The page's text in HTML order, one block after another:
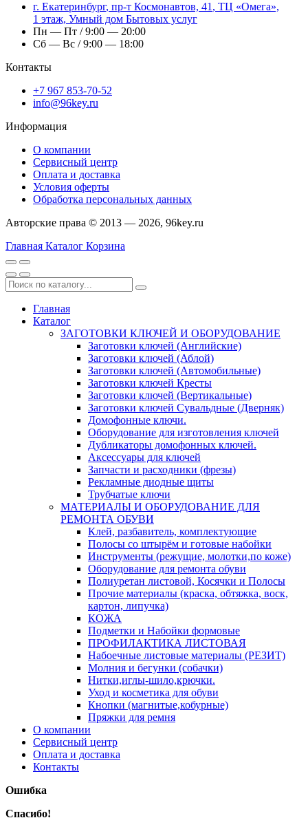
г. Екатеринбург, пр-т Космонавтов, 41, ТЦ «Омега»,
1 этаж, Умный дом Бытовых услуг
Пн — Пт / 9:00 — 20:00
Сб — Вс / 9:00 — 18:00
Контакты
+7 967 853-70-52
info@96key.ru
Информация
О компании
Сервисный центр
Оплата и доставка
Условия оферты
Обработка персональных данных
Авторские права © 2013 — 2026, 96key.ru
Главная Каталог Корзина
Главная
Каталог
ЗАГОТОВКИ КЛЮЧЕЙ И ОБОРУДОВАНИЕ
Заготовки ключей (Английские)
Заготовки ключей (Аблой)
Заготовки ключей (Автомобильные)
Заготовки ключей Кресты
Заготовки ключей (Вертикальные)
Заготовки ключей Сувальдные (Дверняк)
Домофонные ключи.
Оборудование для изготовления ключей
Дубликаторы домофонных ключей.
Аксессуары для ключей
Запчасти и расходники (фрезы)
Рекламные диодные щиты
Трубчатые ключи
МАТЕРИАЛЫ И ОБОРУДОВАНИЕ ДЛЯ
РЕМОНТА ОБУВИ
Клей, разбавитель, комплектующие
Полосы со штырём и готовые набойки
Инструменты (режущие, молотки,по коже)
Оборудование для ремонта обуви
Полиуретан листовой, Косячки и Полосы
Прочие материалы (краска, обтяжка, воск,
картон, липучка)
КОЖА
Подметки и Набойки формовые
ПРОФИЛАКТИКА ЛИСТОВАЯ
Набоечные листовые материалы (РЕЗИТ)
Молния и бегунки (собачки)
Нитки,иглы-шило,крючки.
Уход и косметика для обуви
Кнопки (магнитые,кобурные)
Пряжки для ремня
О компании
Сервисный центр
Оплата и доставка
Контакты
Ошибка
Спасибо!